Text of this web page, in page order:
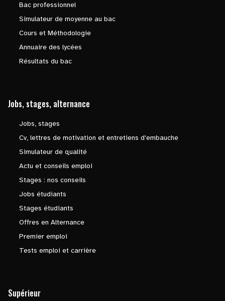
Bac professionnel
Simulateur de moyenne au bac
Cours et Méthodologie
Annuaire des lycées
Résultats du bac
Jobs, stages, alternance
Jobs, stages
Cv, lettres de motivation et entretiens d'embauche
Simulateur de qualité
Actu et conseils emploi
Stages : nos conseils
Jobs étudiants
Stages étudiants
Offres en Alternance
Premier emploi
Tests emploi et carrière
Supérieur